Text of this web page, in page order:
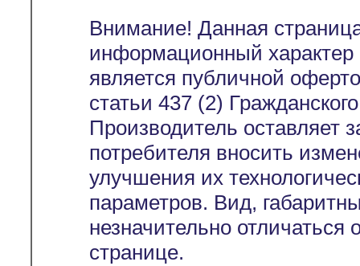
Внимание! Данная
информационный характер
является публичной
статьи 437 (2)
Производитель оставляет
потребителя вносить
улучшения их
параметров. Вид,
незначительно
странице.